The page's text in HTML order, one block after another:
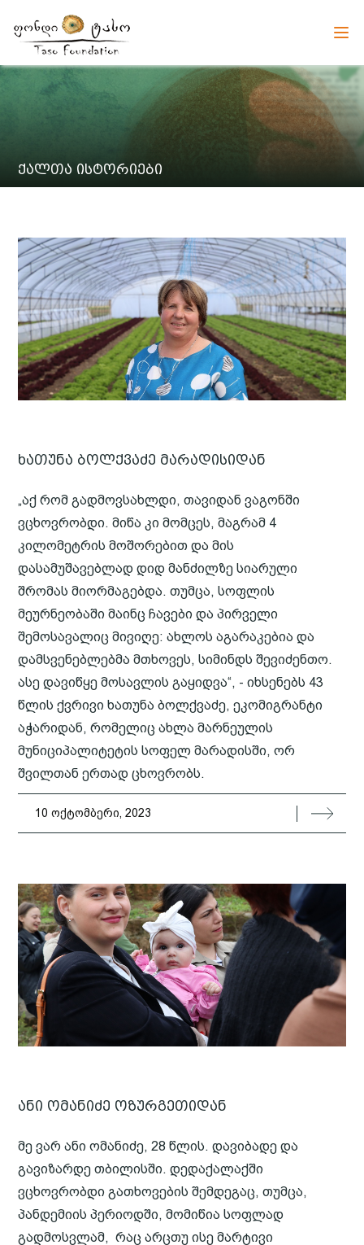
ქალთა ისტორიები
ხათუნა ბოლქვაძე მარადისიდან
„აქ რომ გადმოვსახლდი, თავიდან ვაგონში
ვცხოვრობდი. მიწა კი მომცეს, მაგრამ 4
კილომეტრის მოშორებით და მის
დასამუშავებლად დიდ მანძილზე სიარული
შრომას მიორმაგებდა. თუმცა, სოფლის
მეურნეობაში მაინც ჩავები და პირველი
შემოსავალიც მივიღე: ახლოს აგარაკებია და
დამსვენებლებმა მთხოვეს, სიმინდს შევიძენთო.
ასე დავიწყე მოსავლის გაყიდვა“, - იხსენებს 43
წლის ქვრივი ხათუნა ბოლქვაძე, ეკომიგრანტი
აჭარიდან, რომელიც ახლა მარნეულის
მუნიციპალიტეტის სოფელ მარადისში, ორ
შვილთან ერთად ცხოვრობს.
10 ოქტომბერი, 2023
ანი ომანიძე ოზურგეთიდან
მე ვარ ანი ომანიძე, 28 წლის. დავიბადე და
გავიზარდე თბილისში. დედაქალაქში
ვცხოვრობდი გათხოვების შემდეგაც, თუმცა,
პანდემიის პერიოდში, მომიწია სოფლად
გადმოსვლამ, რაც არცთუ ისე მარტივი